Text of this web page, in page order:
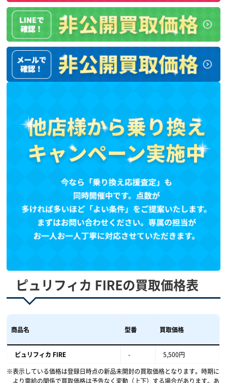
ピュリフィカ FIREの買取価格表
商品名 型番 買取価格
ピュリフィカ FIRE -
5,500円
表示している価格は登録日時点の新品未開封の買取価格となります。時期に
より需給の関係で買取価格は予告なく変動（上下）する場合があります。あ